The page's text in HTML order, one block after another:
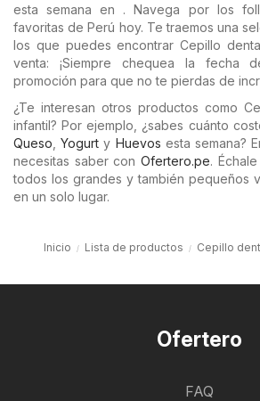
esta semana en . Navega por los
favoritas de Perú hoy. Te traemos una
los que puedes encontrar Cepillo
venta: ¡Siempre chequea la fecha
promoción para que no te pierdas de
¿Te interesan otros productos como
infantil? Por ejemplo, ¿sabes cuánto
Queso ,Yogurt y Huevos esta semana?
necesitas saber con Ofertero.pe.
todos los grandes y también pequeños
en un solo lugar.
Inicio Lista de productos Cepillo
Ofertero
FAQ